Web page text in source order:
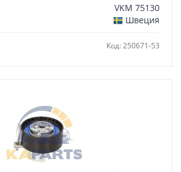
VKM 75130
Швеция
Код: 250671-53